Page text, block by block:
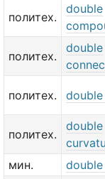
политех.
double
политех.
double
политех.
политех.
double
мин.